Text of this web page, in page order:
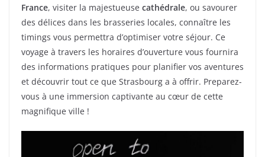
France, visiter la majestueuse cathédrale, ou savourer
des délices dans les brasseries locales, connaître les
timings vous permettra d’optimiser votre séjour. Ce
voyage à travers les horaires d’ouverture vous fournira
des informations pratiques pour planifier vos aventures
et découvrir tout ce que Strasbourg a à offrir. Preparez-
vous à une immersion captivante au cœur de cette
magnifique ville !